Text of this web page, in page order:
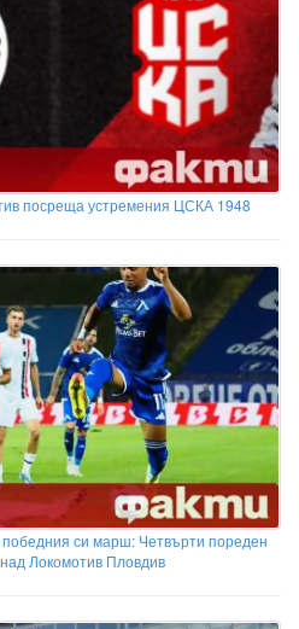
посреща устремения ЦСКА 1948
си марш: Четвърти пореден
Локомотив Пловдив